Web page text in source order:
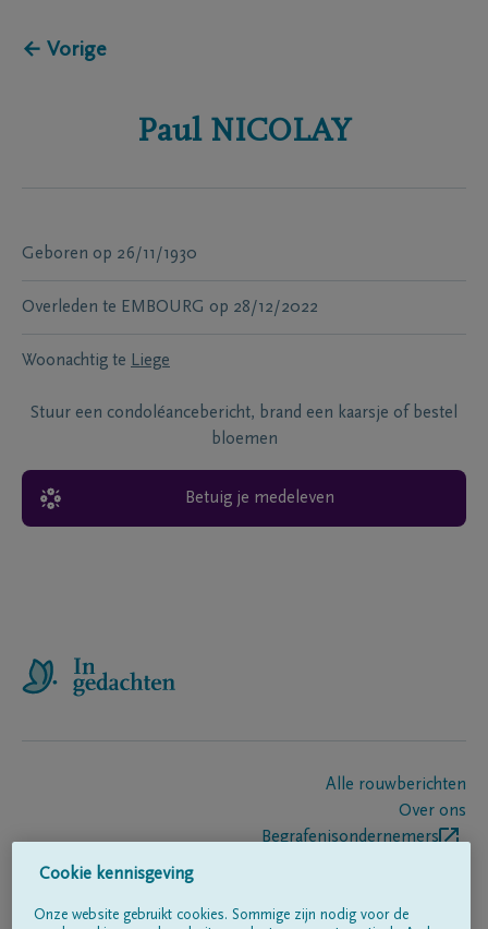
← Vorige
Paul NICOLAY
Geboren op 26/11/1930
Overleden te EMBOURG op 28/12/2022
Woonachtig te Liege
Stuur een condoléancebericht, brand een kaarsje of bestel
bloemen
Betuig je medeleven
Alle rouwberichten
Over ons
Begrafenisondernemers
Cookie kennisgeving
Onze website gebruikt cookies. Sommige zijn nodig voor de